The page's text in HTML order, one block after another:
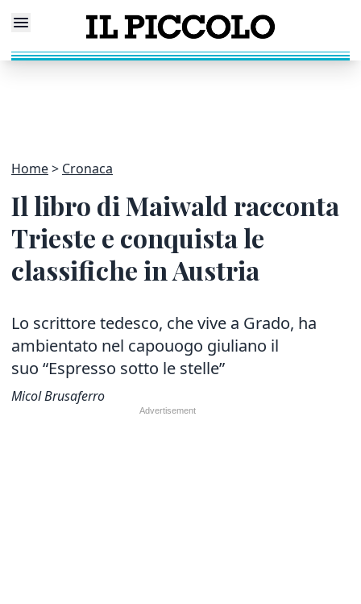
Home Cronaca
Il libro di Maiwald racconta
Trieste e conquista le
classifiche in Austria
Lo scrittore tedesco, che vive a Grado, ha
ambientato nel capouogo giuliano il
suo “Espresso sotto le stelle”
Micol Brusaferro